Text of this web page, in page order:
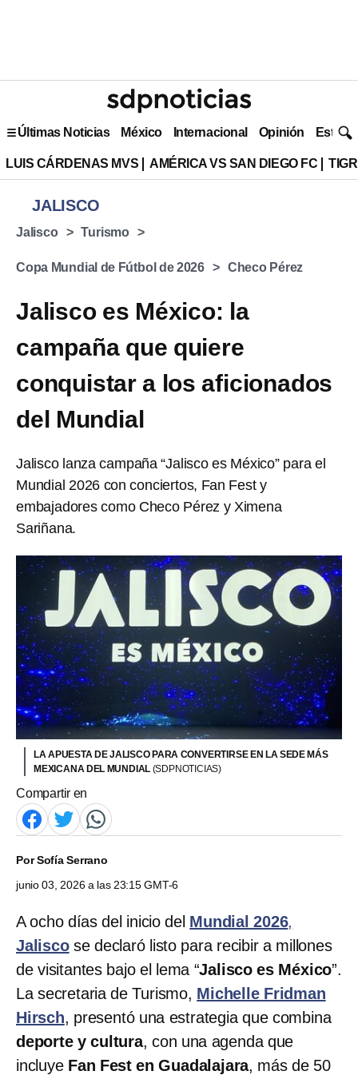
Últimas Noticias México Internacional Opinión Estilo
LUIS CÁRDENAS MVS AMÉRICA VS SAN DIEGO FC
JALISCO
Jalisco Turismo
Copa Mundial de Fútbol de 2026 Checo Pérez
Jalisco es México: la
campaña que quiere
conquistar a los aficionados
del Mundial
Jalisco lanza campaña “Jalisco es México” para el
Mundial 2026 con conciertos, Fan Fest y
embajadores como Checo Pérez y Ximena
Sariñana.
LA APUESTA DE JALISCO PARA CONVERTIRSE EN LA SEDE MÁS
MEXICANA DEL MUNDIAL (SDPNOTICIAS)
Compartir en
PorSofía Serrano
junio 03, 2026 a las 23:15 GMT-6
A ocho días del inicio del Mundial 2026,
Jaliscose declaró listo para recibir a millones
de visitantes bajo el lema “Jalisco es México”.
La secretaria de Turismo, Michelle Fridman
Hirsch, presentó una estrategia que combina
deporte y cultura, con una agenda que
incluye Fan Fest en Guadalajara, más de 50